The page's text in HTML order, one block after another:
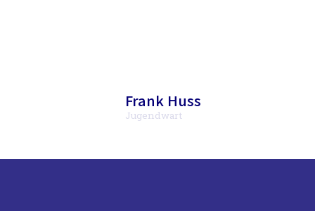
Frank Huss
Jugendwart